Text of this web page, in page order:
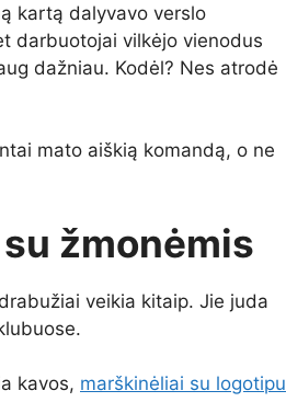
kartą dalyvavo verslo
darbuotojai vilkėjo vienodus
dažniau. Kodėl? Nes atrodė
mato aiškią komandą, o ne
žmonėmis
veikia kitaip. Jie juda
kavos, marškinėliai su logotipu